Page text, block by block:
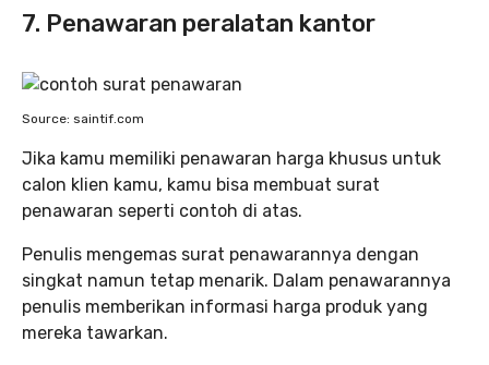
7. Penawaran peralatan kantor
Source: saintif.com
Jika kamu memiliki penawaran harga khusus untuk
calon klien kamu, kamu bisa membuat surat
penawaran seperti contoh di atas.
Penulis mengemas surat penawarannya dengan
singkat namun tetap menarik. Dalam penawarannya
penulis memberikan informasi harga produk yang
mereka tawarkan.